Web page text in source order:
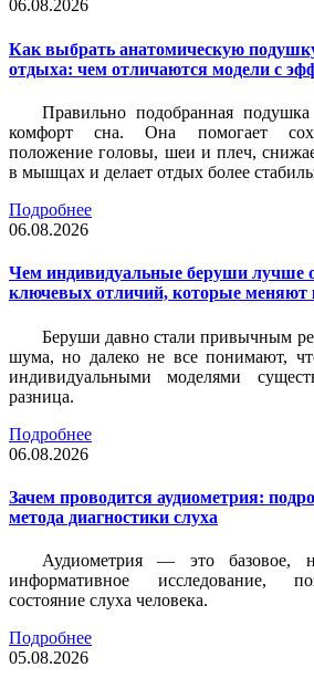
06.08.2026
Как выбрать анатомическую
отдыха: чем отличаются модели с
Правильно подобранная
комфорт сна. Она помогает
положение головы, шеи и плеч,
в мышцах и делает отдых более
Подробнее
06.08.2026
Чем индивидуальные беруши лучше
ключевых отличий, которые меняют
Беруши давно стали привычным
шума, но далеко не все понимают,
индивидуальными моделями
разница.
Подробнее
06.08.2026
Зачем проводится аудиометрия:
метода диагностики слуха
Аудиометрия — это базовое,
информативное исследование,
состояние слуха человека.
Подробнее
05.08.2026